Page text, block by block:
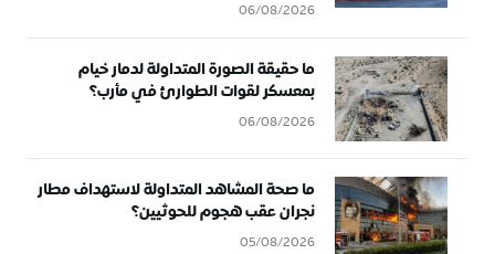
06/08/2026
ما حقيقة الصورة المتداولة لدمار خيام
بمعسكر لقوات الطوارئ في مأرب؟
06/08/2026
ما صحة المشاهد المتداولة لاستهداف مطار
نجران عقب هجوم للحوثيين؟
05/08/2026